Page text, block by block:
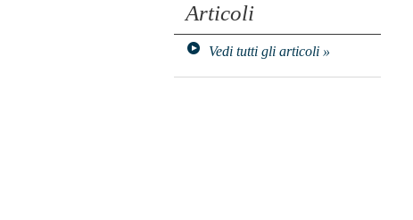
Articoli
Vedi tutti gli articoli »